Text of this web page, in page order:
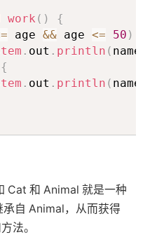
work ( )
{
age && age <= 50 )
. out . println ( name
{
. out . println ( name
Cat 和 Animal 就是一种
自 Animal，从而获得
法。